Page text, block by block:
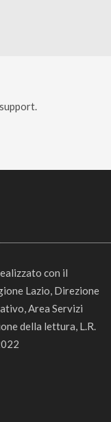
con il
Lazio, Direzione
Area Servizi
della lettura, L.R.